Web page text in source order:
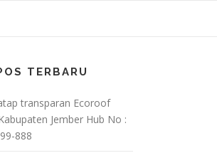
TERBARU
transparan Ecoroof
Jember Hub No :
888